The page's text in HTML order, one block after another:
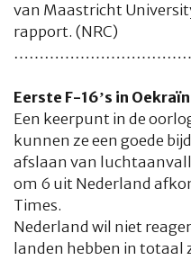
van Maastricht
rapport. (NRC)
Eerste F-16’s in
Een keerpunt in de
kunnen ze een goede
afslaan van
om 6 uit Nederland
Times.
Nederland wil niet
landen hebben in totaal